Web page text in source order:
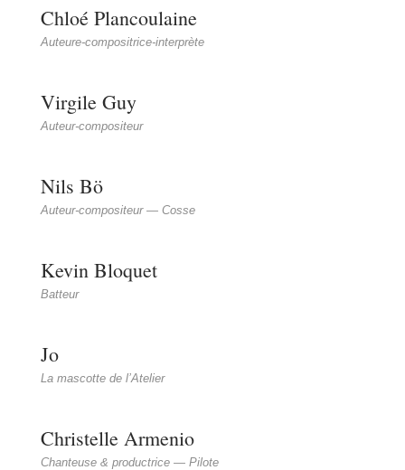
Chloé Plancoulaine
Auteure-compositrice-interprète
Virgile Guy
Auteur-compositeur
Nils Bö
Auteur-compositeur — Cosse
Kevin Bloquet
Batteur
Jo
La mascotte de l’Atelier
Christelle Armenio
Chanteuse & productrice — Pilote